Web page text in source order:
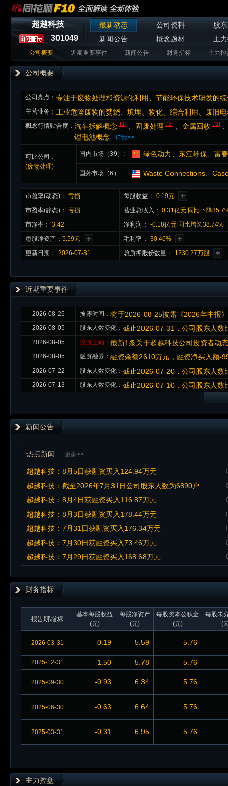
超越科技
301049
最新动态 公司资料
股
新闻公告
概念题材 主
公司概要 近期重要事件 新闻公告 财务指标 主力控
公司概要
公司亮点： 专注于废物处理和资源化利用、节能环保技术研发的
主营业务： 工业危险废物的焚烧、填埋、物化、综合利用、废旧
概念行情贴合度： 汽车拆解概念 ， 固废处理 ， 金属回收
锂电池概念
详情>>
可比公司：
(废物处理)
国内市场（39） 绿色动力 东江环保 富
国外市场（6） Waste Connections
市盈率(动态)： 亏损 每股收益： -0.19元
市盈率(静态)：
亏损 营业总收入： 0.31亿元 同比下降
市净率：
3.42 净利润：
-0.18亿元 同比增长38.74%
每股净资产： 5.59元 毛利率： -30.46%
更新日期：
2026-07-31 总质押股份数量： 1230.27万股
近期重要事件
2026-08-25 披露时间： 将于2026-08-25披露《2026年中报》
2026-08-05 股东人数变化： 截止2026-07-31，公司股东人
2026-08-05 投资互动： 最新1条关于超越科技公司投资者动
2026-08-05 融资融券： 融资余额2610万元，融资净买入额-
2026-07-22 股东人数变化： 截止2026-07-20，公司股东人
2026-07-13 股东人数变化： 截止2026-07-10，公司股东人
新闻公告
热点新闻 更多>>
超越科技：8月5日获融资买入124.94万元
超越科技：截至2026年7月31日公司股东人数为6890户
超越科技：8月4日获融资买入116.87万元
超越科技：8月3日获融资买入178.44万元
超越科技：7月31日获融资买入176.34万元
超越科技：7月30日获融资买入73.46万元
超越科技：7月29日获融资买入168.68万元
财务指标
报告期\指标
基本每股收益
(元)
每股净资产
(元)
每股资本公积金
(元)
每股未
(
2026-03-31 -0.19 5.59 5.76
2025-12-31 -1.50 5.78 5.76
2025-09-30 -0.93 6.34 5.76
2025-06-30 -0.63 6.64 5.76
2025-03-31 -0.31 6.95 5.76
主力控盘